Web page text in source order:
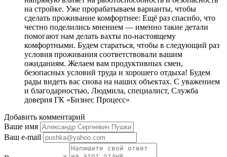
на стройке. Уже прорабатываем варианты, чтобы
сделать проживание комфортнее: Ещё раз спасибо, что
честно поделились мнением — именно такие детали
помогают нам делать вахты по‑настоящему
комфортными. Будем стараться, чтобы в следующий раз
условия проживания соответствовали вашим
ожиданиям. Желаем вам продуктивных смен,
безопасных условий труда и хорошего отдыха! Будем
рады видеть вас снова на наших объектах. С уважением
и благодарностью, Людмила, специалист, Служба
доверия ГК «Бизнес Процесс»
Добавить комментарий
Ваше имя
Ваш e-mail